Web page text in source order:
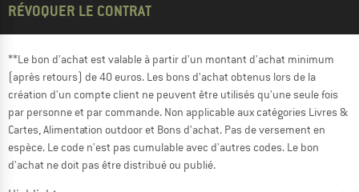
RÉVOQUER LE CONTRAT
**Le bon d'achat est valable à partir d'un montant d'achat minimum
(après retours) de 40 euros. Les bons d'achat obtenus lors de la
création d'un compte client ne peuvent être utilisés qu'une seule fois
par personne et par commande. Non applicable aux catégories Livres &
Cartes, Alimentation outdoor et Bons d'achat. Pas de versement en
espèce. Le code n'est pas cumulable avec d'autres codes. Le bon
d'achat ne doit pas être distribué ou publié.